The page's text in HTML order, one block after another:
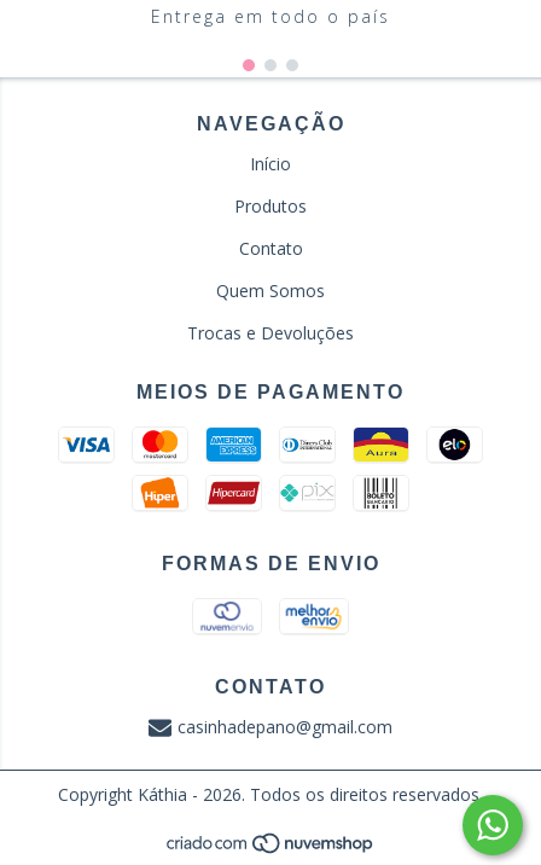
Entrega em todo o país
NAVEGAÇÃO
Início
Produtos
Contato
Quem Somos
Trocas e Devoluções
MEIOS DE PAGAMENTO
FORMAS DE ENVIO
CONTATO
casinhadepano@gmail.com
Copyright Káthia - 2026. Todos os direitos reservados.